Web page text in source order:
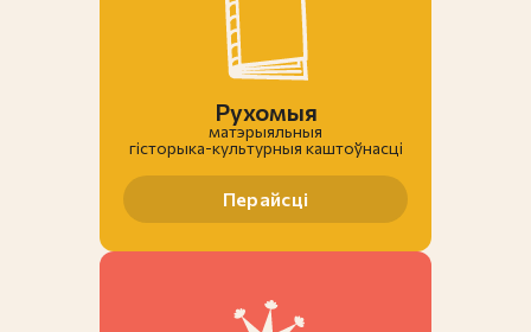
Рухомыя
матэрыяльныя
гiсторыка-культурныя каштоўнасці
Перайсці